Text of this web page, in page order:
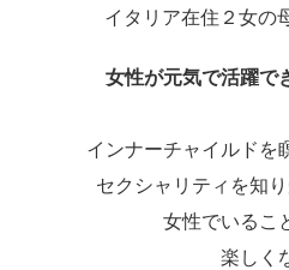
イタリア在住２女の
女性が元気で活躍で
インナーチャイルドを
セクシャリティを知
女性でいるこ
楽しく